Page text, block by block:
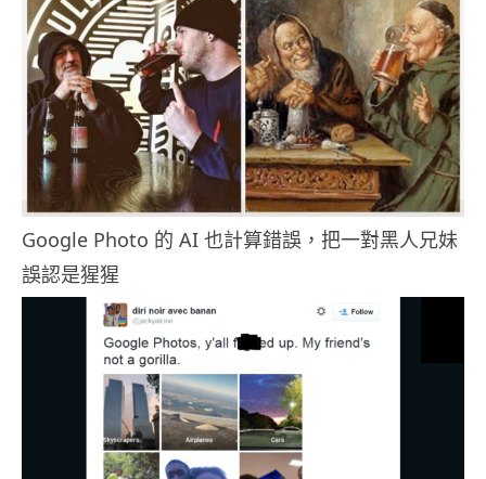
Google Photo 的 AI 也計算錯誤，把一對黑人兄妹
誤認是猩猩